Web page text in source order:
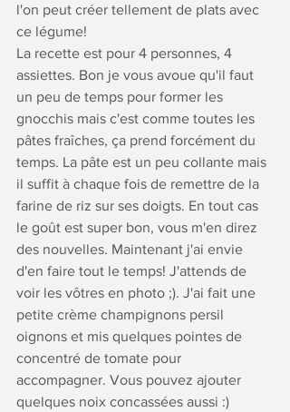
l'on peut créer tellement de plats avec
ce légume!
La recette est pour 4 personnes, 4
assiettes. Bon je vous avoue qu'il faut
un peu de temps pour former les
gnocchis mais c'est comme toutes les
pâtes fraîches, ça prend forcément du
temps. La pâte est un peu collante mais
il suffit à chaque fois de remettre de la
farine de riz sur ses doigts. En tout cas
le goût est super bon, vous m'en direz
des nouvelles. Maintenant j'ai envie
d'en faire tout le temps! J'attends de
voir les vôtres en photo ;). J'ai fait une
petite crème champignons persil
oignons et mis quelques pointes de
concentré de tomate pour
accompagner. Vous pouvez ajouter
quelques noix concassées aussi :)